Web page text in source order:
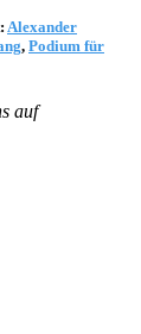
Alexander
, Podium für
auf